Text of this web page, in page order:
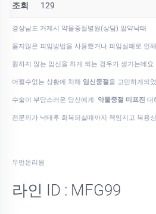
조회 129
경상남도 거제시 약물중절병원(상담) 알약낙­태
옳지않은 피임방법을 사용했거나 피임실패로 인해
원하지 않는 임신을 하게 되는 경우가 생기는데요
어쩔수없는 상황에 처해 임신중절을 고민하게되
수술이 부담스러운 당신에게 약물중절 미프진 대
전문의가 낙태후 회복되실때까지 책임지고 복용
우먼온리원
라인 ID : MFG99